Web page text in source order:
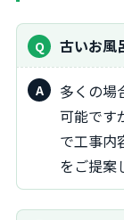
古いお
多くの場合、ユニットバス・在来浴室とも設置
可能です
で工事内
をご提案